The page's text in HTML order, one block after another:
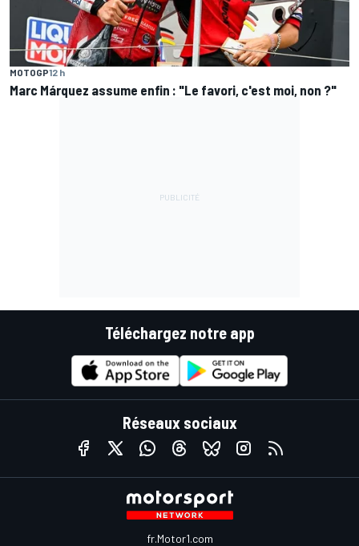
MOTOGP12 h
Marc Márquez assume enfin : "Le favori, c'est moi, non ?"
Téléchargez notre app
Réseaux sociaux
fr.Motor1.com